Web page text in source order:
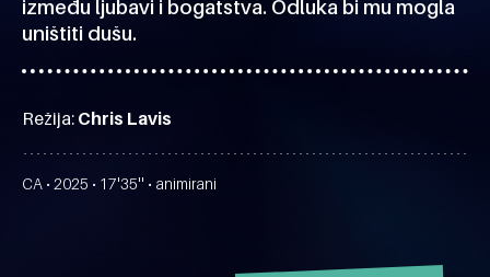
između ljubavi i bogatstva. Odluka bi mu mogla
uništiti dušu.
Režija: Chris Lavis
CA • 2025 • 17'35'' • animirani